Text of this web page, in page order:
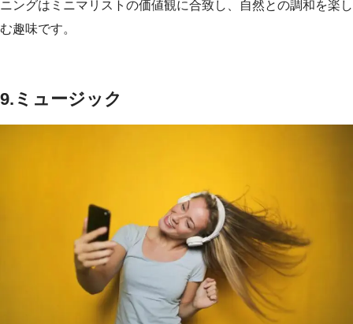
ニングはミニマリストの価値観に合致し、自然との調和を楽し
む趣味です。
9.ミュージック